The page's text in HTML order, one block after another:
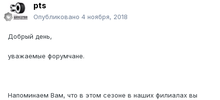
pts
Опубликовано 4 ноября, 2018
Добрый день,
уважаемые форумчане.
Напоминаем Вам, что в этом сезоне в наших филиалах вы